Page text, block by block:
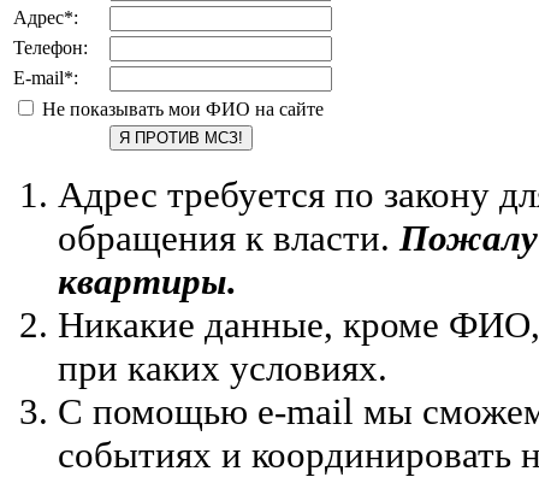
Адрес*:
Телефон:
E-mail*:
Не показывать мои ФИО на сайте
Адрес требуется по закону
обращения к власти.
квартиры.
Никакие данные, кроме ФИО,
при каких условиях.
С помощью e-mail мы
событиях и координировать